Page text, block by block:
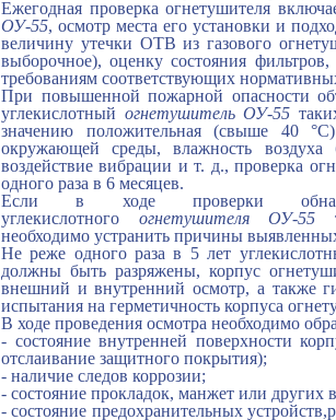
Ежегодная проверка огнетушителя
ОУ-55, осмотр места его установки и
величину утечки ОТВ из газового
выборочное), оценку состояния
требованиям соответствующих
При повышенной пожарной опасности
углекислотный огнетушитель ОУ-55
значению положительная (свыше 40
окружающей среды, влажность
воздействие вибрации и т. д., проверка
одного раза в 6 месяцев.
Если в ходе проверки
углекислотного огнетушителя ОУ-55
необходимо устранить причины
Не реже одного раза в 5 лет
должны быть разряжены, корпус
внешний и внутренний осмотр, а также
испытания на герметичность корпуса
В ходе проведения осмотра необходимо
- состояние внутренней поверхности
отслаивание защитного покрытия);
- наличие следов коррозии;
- состояние прокладок, манжет или других
- состояние предохранительных